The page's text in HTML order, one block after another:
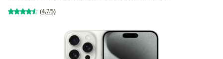
(4,7/5)